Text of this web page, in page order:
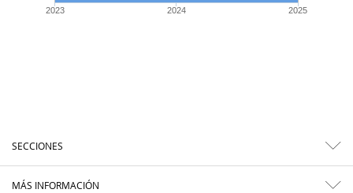
2023 2024 2025
SECCIONES
MÁS INFORMACIÓN